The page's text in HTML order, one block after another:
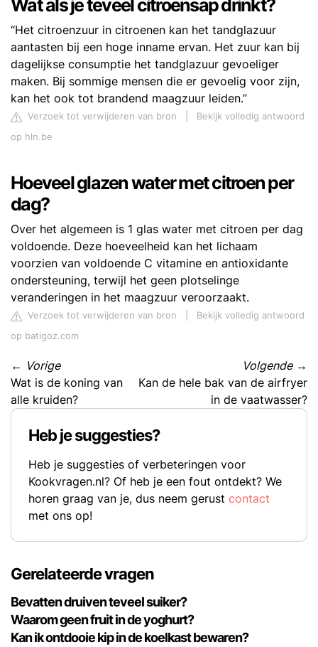
Wat als je teveel citroensap drinkt?
“Het citroenzuur in citroenen kan het tandglazuur
aantasten bij een hoge inname ervan. Het zuur kan bij
dagelijkse consumptie het tandglazuur gevoeliger
maken. Bij sommige mensen die er gevoelig voor zijn,
kan het ook tot brandend maagzuur leiden.”
Verzoek tot verwijderen van bron
Bekijk volledig antwoord
op hln.be
Hoeveel glazen water met citroen per
dag?
Over het algemeen is 1 glas water met citroen per dag
voldoende. Deze hoeveelheid kan het lichaam
voorzien van voldoende C vitamine en antioxidante
ondersteuning, terwijl het geen plotselinge
veranderingen in het maagzuur veroorzaakt.
Verzoek tot verwijderen van bron
Bekijk volledig antwoord
op batigoz.com
← Vorige
Wat is de koning van
alle kruiden?
Volgende→
Kan de hele bak van de airfryer
in de vaatwasser?
Heb je suggesties?
Heb je suggesties of verbeteringen voor
Kookvragen.nl? Of heb je een fout ontdekt? We
horen graag van je, dus neem gerust contact
met ons op!
Gerelateerde vragen
Bevatten druiven teveel suiker?
Waarom geen fruit in de yoghurt?
Kan ik ontdooie kip in de koelkast bewaren?